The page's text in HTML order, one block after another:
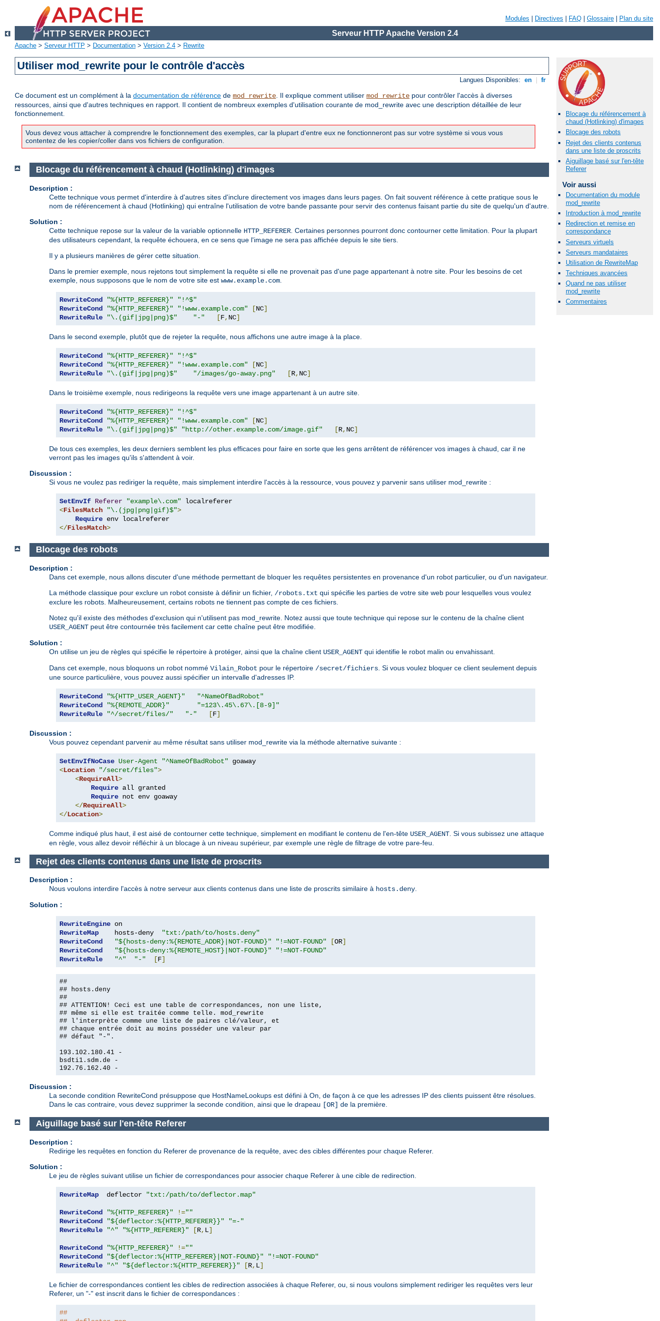
Modules Directives FAQ Glossaire Plan du site
Serveur HTTP Apache Version 2.4
Apache > Serveur HTTP > Documentation > Version 2.4 > Rewrite
Utiliser mod_rewrite pour le contrôle d'accès
Langues Disponibles: en fr
Ce document est un complément à la documentation de référence de mod_rewrite. Il explique comment utiliser mod_rewrite pour contrôler l'accès à diverses
ressources, ainsi que d'autres techniques en rapport. Il contient de nombreux exemples d'utilisation courante de mod_rewrite avec une description détaillée de leur
fonctionnement.
Vous devez vous attacher à comprendre le fonctionnement des exemples, car la plupart d'entre eux ne fonctionneront pas sur votre système si vous vous
contentez de les copier/coller dans vos fichiers de configuration.
Blocage du référencement à
chaud (Hotlinking) d'images
Blocage des robots
Rejet des clients contenus
dans une liste de proscrits
Aiguillage basé sur l'en-tête
Referer
Voir aussi
Documentation du module
mod_rewrite
Introduction à mod_rewrite
Redirection et remise en
correspondance
Serveurs virtuels
Serveurs mandataires
Utilisation de RewriteMap
Techniques avancées
Quand ne pas utiliser
mod_rewrite
Commentaires
Blocage du référencement à chaud (Hotlinking) d'images
Description :
Cette technique vous permet d'interdire à d'autres sites d'inclure directement vos images dans leurs pages. On fait souvent référence à cette pratique sous le
nom de référencement à chaud (Hotlinking) qui entraîne l'utilisation de votre bande passante pour servir des contenus faisant partie du site de quelqu'un d'autre.
Solution :
Cette technique repose sur la valeur de la variable optionnelle HTTP_REFERER . Certaines personnes pourront donc contourner cette limitation. Pour la plupart
des utilisateurs cependant, la requête échouera, en ce sens que l'image ne sera pas affichée depuis le site tiers.
Il y a plusieurs manières de gérer cette situation.
Dans le premier exemple, nous rejetons tout simplement la requête si elle ne provenait pas d'une page appartenant à notre site. Pour les besoins de cet
exemple, nous supposons que le nom de votre site est www.example.com
RewriteCond "%{HTTP_REFERER}"
"!^$"
RewriteCond
"%{HTTP_REFERER}" "!www.example.com" [NC]
RewriteRule
"\.(gif|jpg|png)$" "-" [F, NC]
Dans le second exemple, plutôt que de rejeter la requête, nous affichons une autre image à la place.
RewriteCond "%{HTTP_REFERER}"
"!^$"
RewriteCond
"%{HTTP_REFERER}" "!www.example.com" [NC]
RewriteRule
"\.(gif|jpg|png)$" "/images/go-away.png" [R, NC]
Dans le troisième exemple, nous redirigeons la requête vers une image appartenant à un autre site.
RewriteCond "%{HTTP_REFERER}"
"!^$"
RewriteCond
"%{HTTP_REFERER}" "!www.example.com" [NC]
RewriteRule
"\.(gif|jpg|png)$" "http://other.example.com/image.gif" [R, NC]
De tous ces exemples, les deux derniers semblent les plus efficaces pour faire en sorte que les gens arrêtent de référencer vos images à chaud, car il ne
verront pas les images qu'ils s'attendent à voir.
Discussion :
Si vous ne voulez pas rediriger la requête, mais simplement interdire l'accès à la ressource, vous pouvez y parvenir sans utiliser mod_rewrite :
SetEnvIf Referer "example\.com"
<FilesMatch "\.(jpg|png|gif)$">
Require
</FilesMatch>
Blocage des robots
Description :
Dans cet exemple, nous allons discuter d'une méthode permettant de bloquer les requêtes persistentes en provenance d'un robot particulier, ou d'un navigateur.
La méthode classique pour exclure un robot consiste à définir un fichier, /robots.txt qui spécifie les parties de votre site web pour lesquelles vous voulez
exclure les robots. Malheureusement, certains robots ne tiennent pas compte de ces fichiers.
Notez qu'il existe des méthodes d'exclusion qui n'utilisent pas mod_rewrite. Notez aussi que toute technique qui repose sur le contenu de la chaîne client
USER_AGENT peut être contournée très facilement car cette chaîne peut être modifiée.
Solution :
On utilise un jeu de règles qui spécifie le répertoire à protéger, ainsi que la chaîne client USER_AGENT qui identifie le robot malin ou envahissant.
Dans cet exemple, nous bloquons un robot nommé Vilain_Robot pour le répertoire /secret/fichiers . Si vous voulez bloquer ce client seulement depuis
une source particulière, vous pouvez aussi spécifier un intervalle d'adresses IP.
RewriteCond "%{HTTP_USER_AGENT}"
"^NameOfBadRobot"
RewriteCond
"%{REMOTE_ADDR}"
"=123\.45\.67\.[8-9]"
RewriteRule
"^/secret/files/" "-" [F]
Discussion :
Vous pouvez cependant parvenir au même résultat sans utiliser mod_rewrite via la méthode alternative suivante :
SetEnvIfNoCase User-Agent "^NameOfBadRobot"
<Location "/secret/files">
<RequireAll>
Require all granted
Require not env goaway
</RequireAll>
</Location>
Comme indiqué plus haut, il est aisé de contourner cette technique, simplement en modifiant le contenu de l'en-tête USER_AGENT . Si vous subissez une attaque
en règle, vous allez devoir réfléchir à un blocage à un niveau supérieur, par exemple une règle de filtrage de votre pare-feu.
Rejet des clients contenus dans une liste de proscrits
Description :
Nous voulons interdire l'accès à notre serveur aux clients contenus dans une liste de proscrits similaire à hosts.deny.
Solution :
RewriteEngine
RewriteMap
    hosts-deny
"txt:/path/to/hosts.deny"
RewriteCond
"${hosts-deny:%{REMOTE_ADDR}|NOT-FOUND}" "!=NOT-FOUND" [OR]
RewriteCond
"${hosts-deny:%{REMOTE_HOST}|NOT-FOUND}"
"!=NOT-FOUND"
RewriteRule
"^" "-" [F]
##
## hosts.deny
##
## ATTENTION! Ceci est une table de correspondances, non une liste,
## même si elle est traitée comme telle. mod_rewrite
## l'interprète comme une liste de paires clé/valeur, et
## chaque entrée doit au moins posséder une valeur par
## défaut "-".
193.102.180.41 -
bsdti1.sdm.de -
192.76.162.40 -
Discussion :
La seconde condition RewriteCond présuppose que HostNameLookups est défini à On, de façon à ce que les adresses IP des clients puissent être résolues.
Dans le cas contraire, vous devez supprimer la seconde condition, ainsi que le drapeau [OR] de la première.
Aiguillage basé sur l'en-tête Referer
Description :
Redirige les requêtes en fonction du Referer de provenance de la requête, avec des cibles différentes pour chaque Referer.
Solution :
Le jeu de règles suivant utilise un fichier de correspondances pour associer chaque Referer à une cible de redirection.
RewriteMap
  deflector
"txt:/path/to/deflector.map"
RewriteCond "%{HTTP_REFERER}" !=""
RewriteCond
"${deflector:%{HTTP_REFERER}}"
"=-"
RewriteRule
"^" "%{HTTP_REFERER}" [R, L]
RewriteCond "%{HTTP_REFERER}" !=""
RewriteCond
"${deflector:%{HTTP_REFERER}|NOT-FOUND}"
"!=NOT-FOUND"
RewriteRule
"^" "${deflector:%{HTTP_REFERER}}" [R, L]
Le fichier de correspondances contient les cibles de redirection associées à chaque Referer, ou, si nous voulons simplement rediriger les requêtes vers leur
Referer, un "-" est inscrit dans le fichier de correspondances :
##